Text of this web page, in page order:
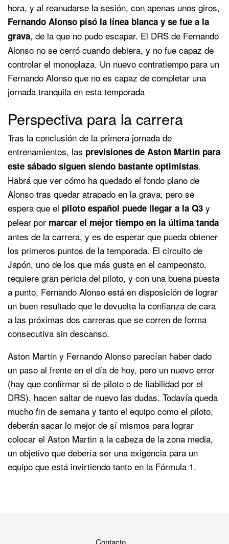
hora, y al reanudarse la sesión, con apenas unos giros,
Fernando Alonso pisó la línea blanca y se fue a la
grava, de la que no pudo escapar. El DRS de Fernando
Alonso no se cerró cuando debiera, y no fue capaz de
controlar el monoplaza. Un nuevo contratiempo para un
Fernando Alonso que no es capaz de completar una
jornada tranquila en esta temporada
Perspectiva para la carrera
Tras la conclusión de la primera jornada de
entrenamientos, las previsiones de Aston Martin para
este sábado siguen siendo bastante optimistas.
Habrá que ver cómo ha quedado el fondo plano de
Alonso tras quedar atrapado en la grava, pero se
espera que el piloto español puede llegar a la Q3 y
pelear por marcar el mejor tiempo en la última tanda
antes de la carrera, y es de esperar que pueda obtener
los primeros puntos de la temporada. El circuito de
Japón, uno de los que más gusta en el campeonato,
requiere gran pericia del piloto, y con una buena puesta
a punto, Fernando Alonso está en disposición de lograr
un buen resultado que le devuelta la confianza de cara
a las próximas dos carreras que se corren de forma
consecutiva sin descanso.
Aston Martin y Fernando Alonso parecían haber dado
un paso al frente en el día de hoy, pero un nuevo error
(hay que confirmar si de piloto o de fiabilidad por el
DRS), hacen saltar de nuevo las dudas. Todavía queda
mucho fin de semana y tanto el equipo como el piloto,
deberán sacar lo mejor de sí mismos para lograr
colocar el Aston Martin a la cabeza de la zona media,
un objetivo que debería ser una exigencia para un
equipo que está invirtiendo tanto en la Fórmula 1.
Contacto